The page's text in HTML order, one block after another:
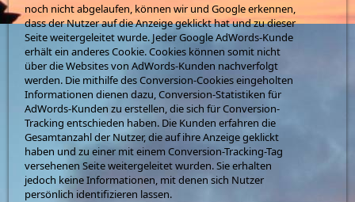
noch nicht abgelaufen, können wir und Google erkennen,
dass der Nutzer auf die Anzeige geklickt hat und zu dieser
Seite weitergeleitet wurde. Jeder Google AdWords-Kunde
erhält ein anderes Cookie. Cookies können somit nicht
über die Websites von AdWords-Kunden nachverfolgt
werden. Die mithilfe des Conversion-Cookies eingeholten
Informationen dienen dazu, Conversion-Statistiken für
AdWords-Kunden zu erstellen, die sich für Conversion-
Tracking entschieden haben. Die Kunden erfahren die
Gesamtanzahl der Nutzer, die auf ihre Anzeige geklickt
haben und zu einer mit einem Conversion-Tracking-Tag
versehenen Seite weitergeleitet wurden. Sie erhalten
jedoch keine Informationen, mit denen sich Nutzer
persönlich identifizieren lassen.